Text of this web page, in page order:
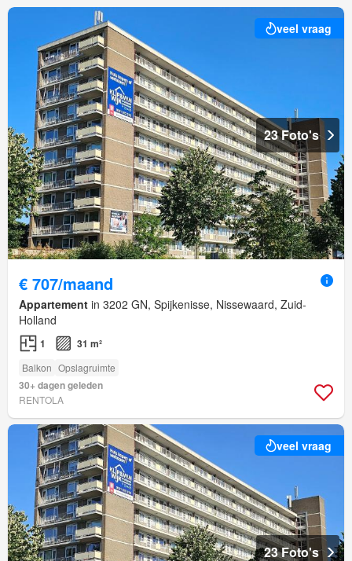
veel vraag
23 Foto's
€ 707/maand
Appartement in 3202 GN, Spijkenisse, Nissewaard, Zuid-
Holland
1 31 m²
Balkon Opslagruimte
30+ dagen geleden
RENTOLA
veel vraag
23 Foto's